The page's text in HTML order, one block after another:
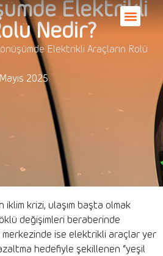
Elektrikli
Nedir?
Elektrikli Araçların Rolü
2025
krizi, ulaşım başta olmak
değişimleri beraberinde
ise elektrikli araçlar yer
azaltma hedefiyle şekillenen “yeşil